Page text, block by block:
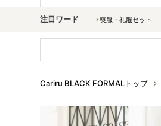
注目ワード 喪服・礼服セット
Cariru BLACK FORMALトップ